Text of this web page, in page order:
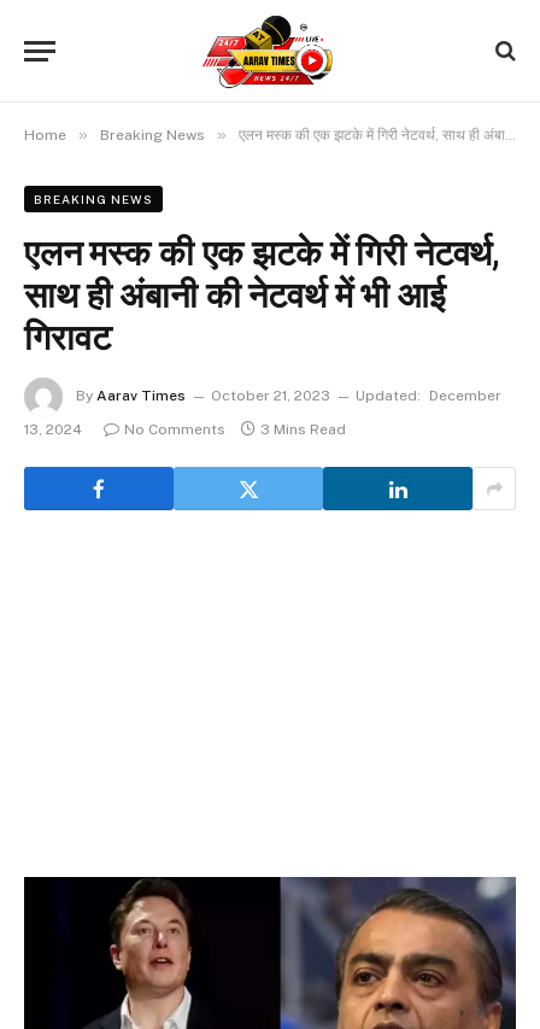
Home » Breaking News » एलन मस्क की एक झटके में गिरी नेटवर्थ, साथ ही अंबानी की नेटवर्थ में भी आई गिरावट
BREAKING NEWS
एलन मस्क की एक झटके में गिरी नेटवर्थ,
साथ ही अंबानी की नेटवर्थ में भी आई
गिरावट
By Aarav Times October 21, 2023 Updated:
December
13, 2024
No Comments 3 Mins Read